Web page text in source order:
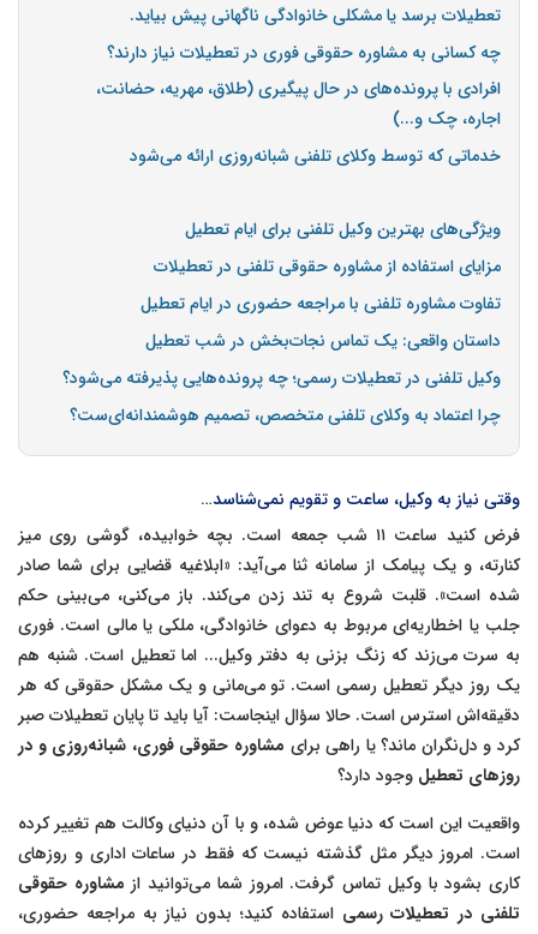
تعطیلات برسد یا مشکلی خانوادگی ناگهانی پیش بیاید.
چه کسانی به مشاوره حقوقی فوری در تعطیلات نیاز دارند؟
افرادی با پرونده‌های در حال پیگیری (طلاق، مهریه، حضانت،
اجاره، چک و...)
خدماتی که توسط وکلای تلفنی شبانه‌روزی ارائه می‌شود
ویژگی‌های بهترین وکیل تلفنی برای ایام تعطیل
مزایای استفاده از مشاوره حقوقی تلفنی در تعطیلات
تفاوت مشاوره تلفنی با مراجعه حضوری در ایام تعطیل
داستان واقعی: یک تماس نجات‌بخش در شب تعطیل
وکیل تلفنی در تعطیلات رسمی؛ چه پرونده‌هایی پذیرفته می‌شود؟
چرا اعتماد به وکلای تلفنی متخصص، تصمیم هوشمندانه‌ای‌ست؟
وقتی نیاز به وکیل، ساعت و تقویم نمی‌شناسد…
فرض کنید ساعت ۱۱ شب جمعه است. بچه‌ خوابیده، گوشی روی میز
کنارته، و یک پیامک از سامانه ثنا می‌آید: «ابلاغیه قضایی برای شما صادر
شده است». قلبت شروع به تند زدن می‌کند. باز می‌کنی، می‌بینی حکم
جلب یا اخطاریه‌ای مربوط به دعوای خانوادگی، ملکی یا مالی است. فوری
به سرت می‌زند که زنگ بزنی به دفتر وکیل... اما تعطیل است. شنبه هم
یک روز دیگر تعطیل رسمی است. تو می‌مانی و یک مشکل حقوقی که هر
دقیقه‌اش استرس است. حالا سؤال اینجاست: آیا باید تا پایان تعطیلات صبر
کرد و دل‌نگران ماند؟ یا راهی برای مشاوره حقوقی فوری، شبانه‌روزی و در
روزهای تعطیل وجود دارد؟
واقعیت این است که دنیا عوض شده، و با آن دنیای وکالت هم تغییر کرده
است. امروز دیگر مثل گذشته نیست که فقط در ساعات اداری و روزهای
کاری بشود با وکیل تماس گرفت. امروز شما می‌توانید از مشاوره حقوقی
تلفنی در تعطیلات رسمی استفاده کنید؛ بدون نیاز به مراجعه حضوری،